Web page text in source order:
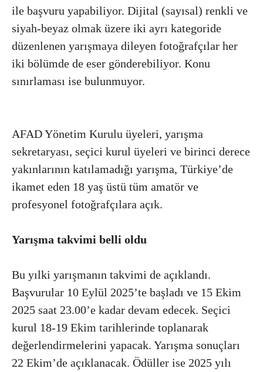
ile başvuru yapabiliyor. Dijital (sayısal) renkli ve
siyah-beyaz olmak üzere iki ayrı kategoride
düzenlenen yarışmaya dileyen fotoğrafçılar her
iki bölümde de eser gönderebiliyor. Konu
sınırlaması ise bulunmuyor.
AFAD Yönetim Kurulu üyeleri, yarışma
sekretaryası, seçici kurul üyeleri ve birinci derece
yakınlarının katılamadığı yarışma, Türkiye’de
ikamet eden 18 yaş üstü tüm amatör ve
profesyonel fotoğrafçılara açık.
Yarışma takvimi belli oldu
Bu yılki yarışmanın takvimi de açıklandı.
Başvurular 10 Eylül 2025’te başladı ve 15 Ekim
2025 saat 23.00’e kadar devam edecek. Seçici
kurul 18-19 Ekim tarihlerinde toplanarak
değerlendirmelerini yapacak. Yarışma sonuçları
22 Ekim’de açıklanacak. Ödüller ise 2025 yılı